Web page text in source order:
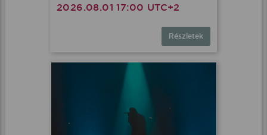
2026.08.01 17:00 UTC+2
Részletek